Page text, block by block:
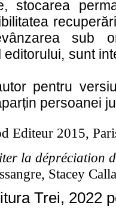
stocarea
editorului, sunt
pentru
persoanei
Editeur 2015,
la dépréciation
Stacey
Trei, 2022